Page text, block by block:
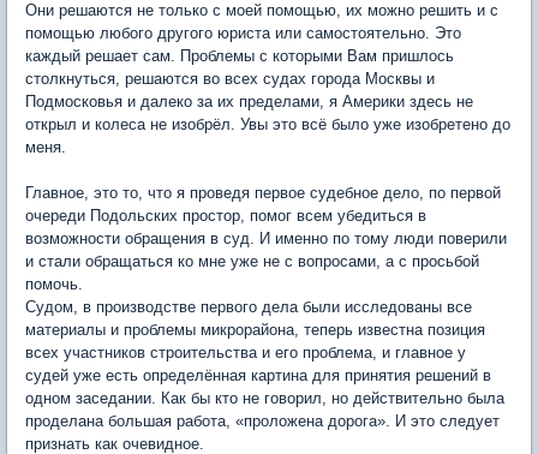
Они решаются не только с моей помощью, их можно решить и с
помощью любого другого юриста или самостоятельно. Это
каждый решает сам. Проблемы с которыми Вам пришлось
столкнуться, решаются во всех судах города Москвы и
Подмосковья и далеко за их пределами, я Америки здесь не
открыл и колеса не изобрёл. Увы это всё было уже изобретено до
меня.
Главное, это то, что я проведя первое судебное дело, по первой
очереди Подольских простор, помог всем убедиться в
возможности обращения в суд. И именно по тому люди поверили
и стали обращаться ко мне уже не с вопросами, а с просьбой
помочь.
Судом, в производстве первого дела были исследованы все
материалы и проблемы микрорайона, теперь известна позиция
всех участников строительства и его проблема, и главное у
судей уже есть определённая картина для принятия решений в
одном заседании. Как бы кто не говорил, но действительно была
проделана большая работа, «проложена дорога». И это следует
признать как очевидное.